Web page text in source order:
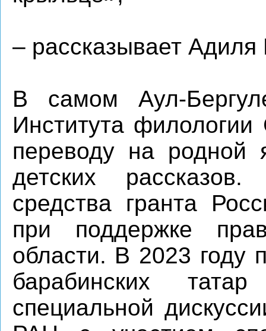
– рассказывает Адиля
В самом Аул-
Института
переводу на родной
детских
средства гранта
при поддержке
области. В 2023 году
барабинских
специальной